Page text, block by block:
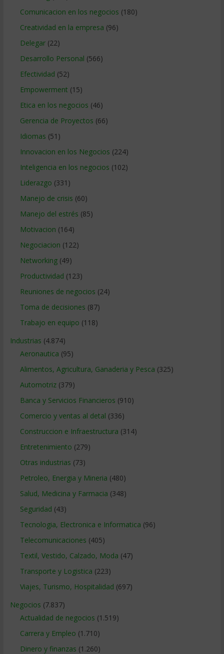
Comunicacion en los negocios (180)
Creatividad en la empresa (96)
Delegar(22)
Desarrollo Personal (566)
Efectividad (52)
Empowerment (15)
Etica en los negocios (46)
Gerencia de Proyectos (66)
Idiomas (51)
Innovacion en los Negocios (224)
Inteligencia en los negocios (102)
Liderazgo (331)
Manejo de crisis (60)
Manejo del estrés (85)
Motivacion (164)
Negociacion (122)
Networking(49)
Productividad (123)
Reuniones de negocios (24)
Toma de decisiones (87)
Trabajo en equipo (118)
Industrias (4.874)
Aeronautica (95)
Alimentos, Agricultura, Ganaderia y Pesca (325)
Automotriz(379)
Banca y Servicios Financieros (910)
Comercio y ventas al detal (336)
Construccion e Infraestructura (314)
Entretenimiento (279)
Otras industrias (73)
Petroleo, Energia y Mineria (480)
Salud, Medicina y Farmacia (348)
Seguridad (43)
Tecnologia, Electronica e Informatica (96)
Telecomunicaciones (405)
Textil, Vestido, Calzado, Moda (47)
Transporte y Logistica (223)
Viajes, Turismo, Hospitalidad (697)
Negocios (7.837)
Actualidad de negocios (1.519)
Carrera y Empleo (1.710)
Dinero y finanzas (1.260)